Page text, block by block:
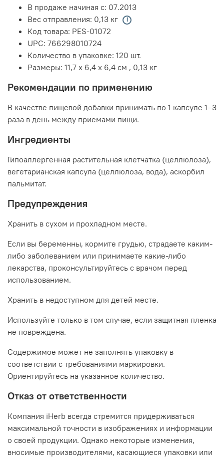
В продаже начиная с: 07.2013
Вес отправления: 0,13 кг
Код товара: PES-01072
UPC: 766298010724
Количество в упаковке: 120 шт.
Размеры: 11,7 x 6,4 x 6,4 см , 0,13 кг
Рекомендации по применению
В качестве пищевой добавки принимать по 1 капсуле 1–3
раза в день между приемами пищи.
Ингредиенты
Гипоаллергенная растительная клетчатка (целлюлоза),
вегетарианская капсула (целлюлоза, вода), аскорбил
пальмитат.
Предупреждения
Хранить в сухом и прохладном месте.
Если вы беременны, кормите грудью, страдаете каким-
либо заболеванием или принимаете какие-либо
лекарства, проконсультируйтесь с врачом перед
использованием.
Хранить в недоступном для детей месте.
Используйте только в том случае, если защитная пленка
не повреждена.
Содержимое может не заполнять упаковку в
соответствии с требованиями маркировки.
Ориентируйтесь на указанное количество.
Отказ от ответственности
Компания iHerb всегда стремится придерживаться
максимальной точности в изображениях и информации
о своей продукции. Однако некоторые изменения,
вносимые производителями, касающиеся упаковки или